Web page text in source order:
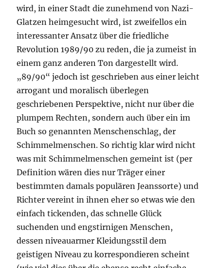
wird, in einer Stadt die zunehmend von Nazi-
Glatzen heimgesucht wird, ist zweifellos ein
interessanter Ansatz über die friedliche
Revolution 1989/90 zu reden, die ja zumeist in
einem ganz anderen Ton dargestellt wird.
„89/90“ jedoch ist geschrieben aus einer leicht
arrogant und moralisch überlegen
geschriebenen Perspektive, nicht nur über die
plumpem Rechten, sondern auch über ein im
Buch so genannten Menschenschlag, der
Schimmelmenschen. So richtig klar wird nicht
was mit Schimmelmenschen gemeint ist (per
Definition wären dies nur Träger einer
bestimmten damals populären Jeanssorte) und
Richter vereint in ihnen eher so etwas wie den
einfach tickenden, das schnelle Glück
suchenden und engstirnigen Menschen,
dessen niveauarmer Kleidungsstil dem
geistigen Niveau zu korrespondieren scheint